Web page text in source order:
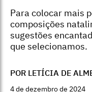
Para colocar mais
composições
sugestões
que selecionamos.
POR LETÍCIA DE
4 de dezembro de 2024